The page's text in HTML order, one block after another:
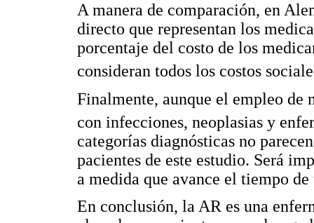
A manera de comparación, en
directo que representan los
porcentaje del costo de los
consideran todos los costos
Finalmente, aunque el empleo de
con infecciones, neoplasias y
categorías diagnósticas no
pacientes de este estudio. Será
a medida que avance el tiempo
En conclusión, la AR es una